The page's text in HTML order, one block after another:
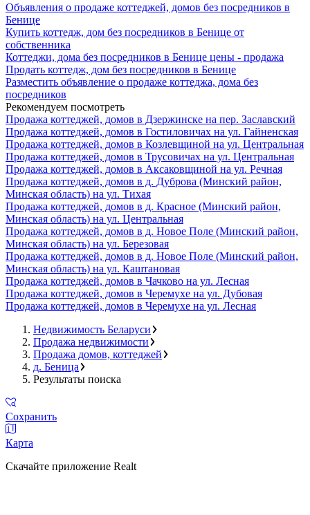
Объявления о продаже коттеджей, домов без посредников в
Бенице
Купить коттедж, дом без посредников в Бенице от
собственника
Коттеджи, дома без посредников в Бенице цены - продажа
Продать коттедж, дом без посредников в Бенице
Разместить объявление о продаже коттеджа, дома без
посредников
Рекомендуем посмотреть
Продажа коттеджей, домов в Дзержинске на пер. Заславский
Продажа коттеджей, домов в Гостиловичах на ул. Гайненская
Продажа коттеджей, домов в Козлевщиной на ул. Центральная
Продажа коттеджей, домов в Трусовичах на ул. Центральная
Продажа коттеджей, домов в Аксаковщиной на ул. Речная
Продажа коттеджей, домов в д. Дуброва (Минский район,
Минская область) на ул. Тихая
Продажа коттеджей, домов в д. Красное (Минский район,
Минская область) на ул. Центральная
Продажа коттеджей, домов в д. Новое Поле (Минский район,
Минская область) на ул. Березовая
Продажа коттеджей, домов в д. Новое Поле (Минский район,
Минская область) на ул. Каштановая
Продажа коттеджей, домов в Чачково на ул. Лесная
Продажа коттеджей, домов в Черемухе на ул. Дубовая
Продажа коттеджей, домов в Черемухе на ул. Лесная
Недвижимость Беларуси
Продажа недвижимости
Продажа домов, коттеджей
д. Беница
Результаты поиска
Сохранить
Карта
Скачайте приложение Realt